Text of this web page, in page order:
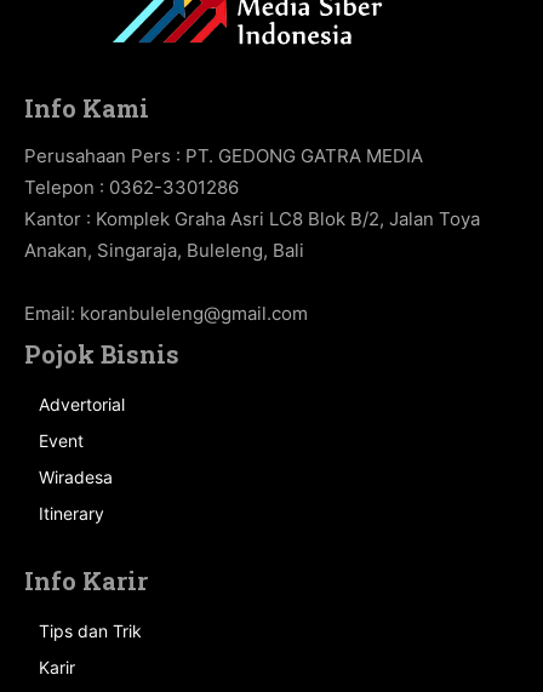
Info Kami
Perusahaan Pers : PT. GEDONG GATRA MEDIA
Telepon : 0362-3301286
Kantor : Komplek Graha Asri LC8 Blok B/2, Jalan Toya
Anakan, Singaraja, Buleleng, Bali
Email: koranbuleleng@gmail.com
Pojok Bisnis
Advertorial
Event
Wiradesa
Itinerary
Info Karir
Tips dan Trik
Karir